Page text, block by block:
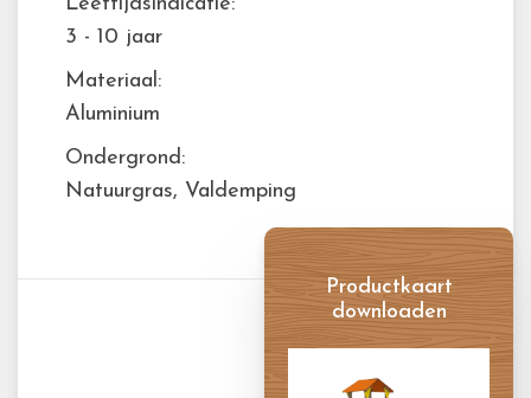
3 - 10 jaar
Materiaal:
Aluminium
Ondergrond:
Natuurgras, Valdemping
Productkaart
downloaden